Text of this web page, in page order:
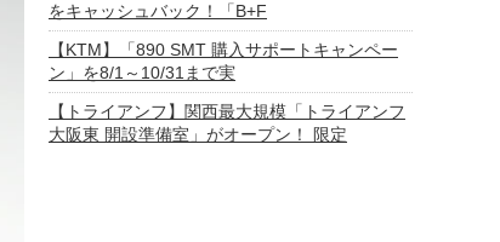
をキャッシュバック！「B+F
【KTM】「890 SMT 購入サポートキャンペー
ン」を8/1～10/31まで実
【トライアンフ】関西最大規模「トライアンフ
大阪東 開設準備室」がオープン！ 限定